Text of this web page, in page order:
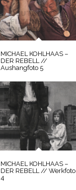
MICHAEL KOHLHAAS –
DER REBELL //
Aushangfoto 5
MICHAEL KOHLHAAS –
DER REBELL // Werkfoto
4